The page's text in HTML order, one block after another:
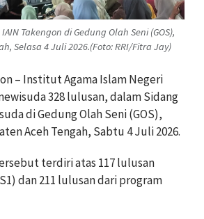
Takengon di Gedung Olah Seni (GOS),
Selasa 4 Juli 2026.(Foto: RRI/Fitra Jay)
– Institut Agama Islam Negeri
328 lulusan, dalam Sidang
di Gedung Olah Seni (GOS),
Aceh Tengah, Sabtu 4 Juli 2026.
terdiri atas 117 lulusan
dan 211 lulusan dari program